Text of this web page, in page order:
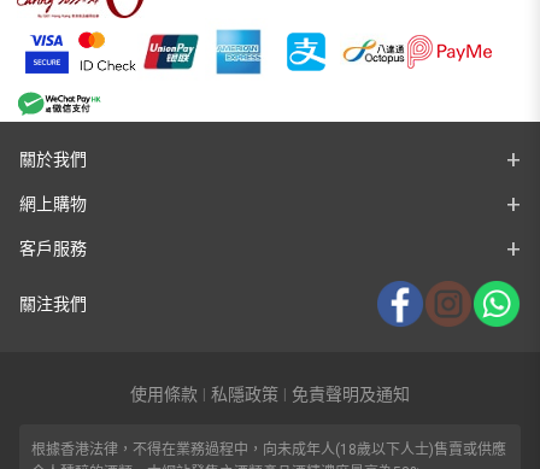
關於我們
網上購物
客戶服務
關注我們
使用條款 私隱政策 免責聲明及通知
根據香港法律，不得在業務過程中，向未成年人(18歲以下人士)售賣或供應